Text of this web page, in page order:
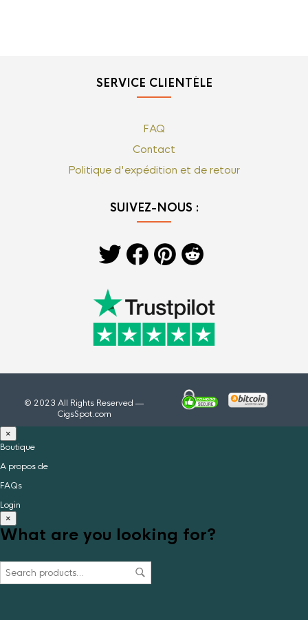
SERVICE CLIENTÈLE
FAQ
Contact
Politique d'expédition et de retour
SUIVEZ-NOUS :
© 2023 All Rights Reserved —
CigsSpot.com
×
Boutique
A propos de
FAQs
Login
×
What are you looking for?